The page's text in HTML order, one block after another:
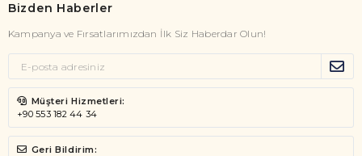
Bizden Haberler
Kampanya ve Fırsatlarımızdan İlk Siz Haberdar Olun!
Müşteri Hizmetleri:
+90 553 182 44 34
Geri Bildirim: